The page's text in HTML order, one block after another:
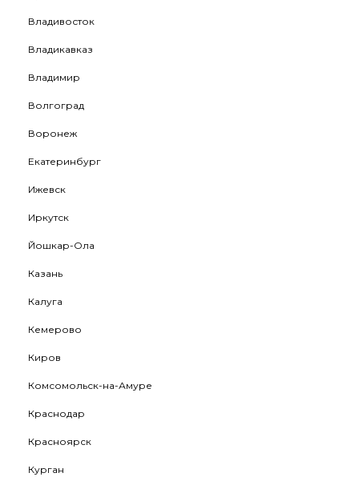
Владивосток
Владикавказ
Владимир
Волгоград
Воронеж
Екатеринбург
Ижевск
Иркутск
Йошкар-Ола
Казань
Калуга
Кемерово
Киров
Комсомольск-на-Амуре
Краснодар
Красноярск
Курган